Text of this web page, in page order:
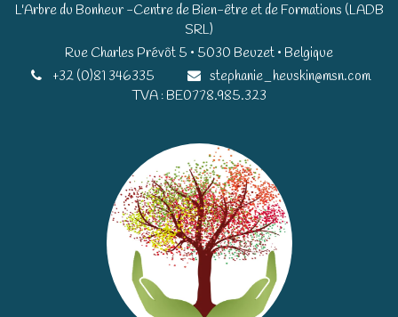
L'Arbre du Bonheur -Centre de Bien-être et de Formations (LADB
SRL)
Rue Charles Prévôt 5 • 5030 Beuzet • Belgique​​
+32 (0)81 346335
stephanie_heuskin@msn.com
TVA : BE0778.985.323